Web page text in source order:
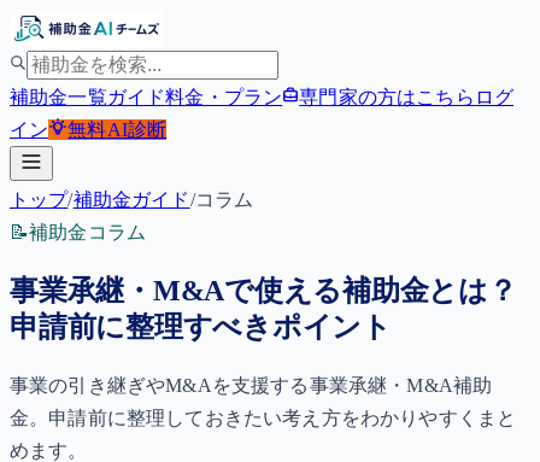
補助金一覧ガイド料金・プラン 専門家の方はこちら ログ
イン
無料AI診断
トップ/補助金ガイド/コラム
📝補助金コラム
事業承継・M&Aで使える補助金とは？
申請前に整理すべきポイント
事業の引き継ぎやM&Aを支援する事業承継・M&A補助
金。申請前に整理しておきたい考え方をわかりやすくまと
めます。